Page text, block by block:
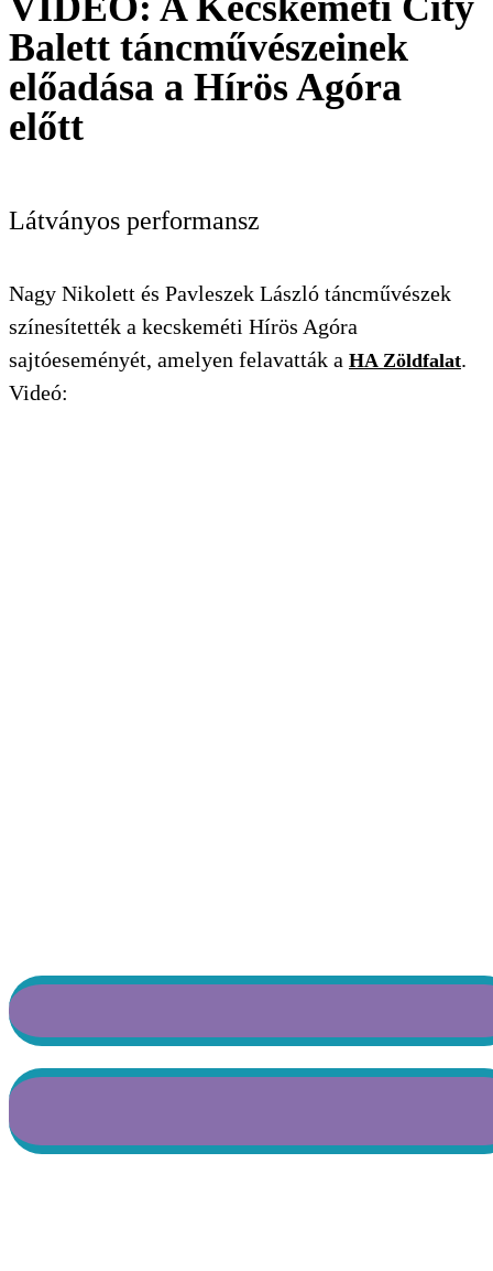
Balett táncművészeinek
előadása a Hírös Agóra
előtt
Látványos performansz
Nagy Nikolett és Pavleszek László táncművészek
színesítették a kecskeméti Hírös Agóra
sajtóeseményét, amelyen felavatták a HA Zöldfalat.
Videó: